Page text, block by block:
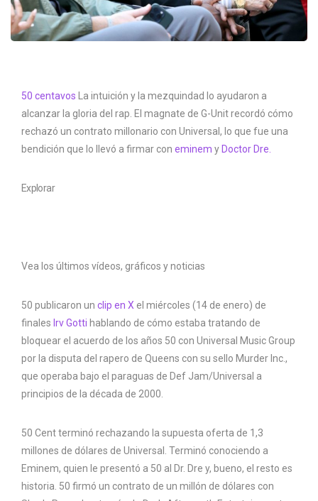
50 centavos La intuición y la mezquindad lo ayudaron a
alcanzar la gloria del rap. El magnate de G-Unit recordó cómo
rechazó un contrato millonario con Universal, lo que fue una
bendición que lo llevó a firmar con eminem yDoctor Dre.
Explorar
Vea los últimos vídeos, gráficos y noticias
50 publicaron un clip en X el miércoles (14 de enero) de
finales Irv Gotti hablando de cómo estaba tratando de
bloquear el acuerdo de los años 50 con Universal Music Group
por la disputa del rapero de Queens con su sello Murder Inc.,
que operaba bajo el paraguas de Def Jam/Universal a
principios de la década de 2000.
50 Cent terminó rechazando la supuesta oferta de 1,3
millones de dólares de Universal. Terminó conociendo a
Eminem, quien le presentó a 50 al Dr. Dre y, bueno, el resto es
historia. 50 firmó un contrato de un millón de dólares con